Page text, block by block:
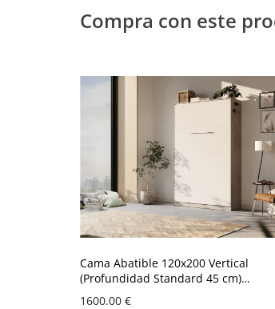
Compra con este
Cama Abatible 120x200 Vertical
(Profundidad Standard 45 cm)
Hormigón / Blanco
1600.00 €